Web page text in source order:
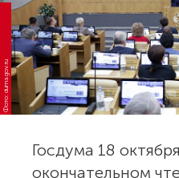
Фото: duma.gov.ru
Госдума 18
окончательном